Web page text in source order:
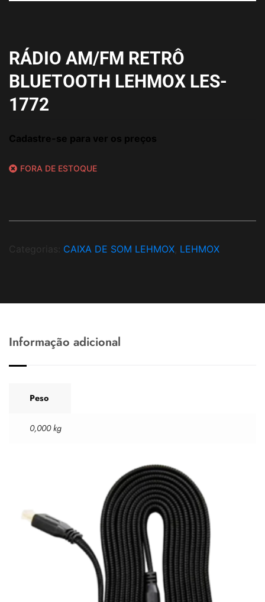
RÁDIO AM/FM RETRÔ
BLUETOOTH LEHMOX LES-
1772
Cadastre-se para ver os preços
FORA DE ESTOQUE
Categorias: CAIXA DE SOM LEHMOX LEHMOX
Informação adicional
Peso
0,000 kg